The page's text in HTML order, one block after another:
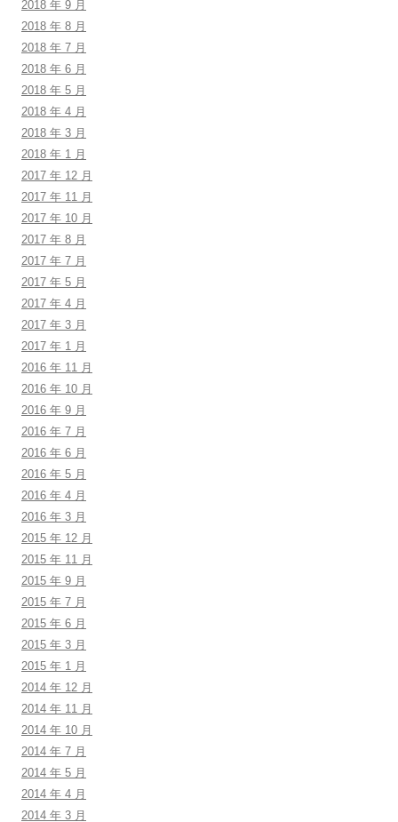
2018 年 9 月
2018 年 8 月
2018 年 7 月
2018 年 6 月
2018 年 5 月
2018 年 4 月
2018 年 3 月
2018 年 1 月
2017 年 12 月
2017 年 11 月
2017 年 10 月
2017 年 8 月
2017 年 7 月
2017 年 5 月
2017 年 4 月
2017 年 3 月
2017 年 1 月
2016 年 11 月
2016 年 10 月
2016 年 9 月
2016 年 7 月
2016 年 6 月
2016 年 5 月
2016 年 4 月
2016 年 3 月
2015 年 12 月
2015 年 11 月
2015 年 9 月
2015 年 7 月
2015 年 6 月
2015 年 3 月
2015 年 1 月
2014 年 12 月
2014 年 11 月
2014 年 10 月
2014 年 7 月
2014 年 5 月
2014 年 4 月
2014 年 3 月